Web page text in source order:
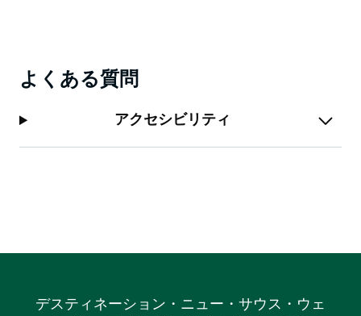
よくある質問
アクセシビリティ
デスティネーション・ニュー・サウス・ウェ